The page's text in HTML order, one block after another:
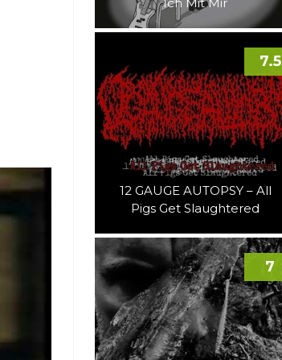
12 GAUGE AUTOPSY – All
Pigs Get Slaughtered
7.5
7